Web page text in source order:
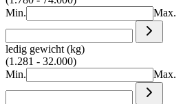
Min.
Max.
ledig gewicht (kg)
(1.281 - 32.000)
Min.
Max.